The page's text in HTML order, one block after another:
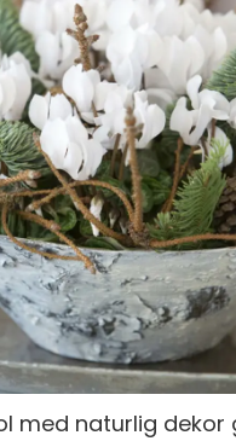
med naturlig dekor